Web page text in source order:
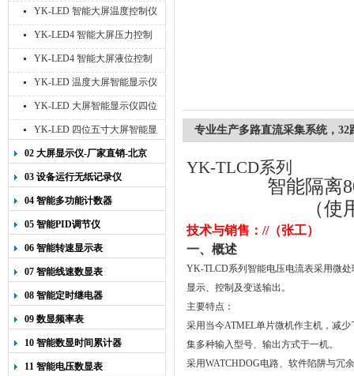
示仪
YK-LED 智能大屏温度控制仪
YK-LED4 智能大屏压力控制
仪
YK-LED4 智能大屏液位控制
仪
YK-LED 温度大屏智能显示仪
四位十寸
YK-LED 大屏智能显示仪四位
八寸
YK-LED 四位五寸大屏智能显
示仪
02 大屏显示仪-厂家直销-北京
宇科泰吉
03 设备运行无纸记录仪
04 智能多功能计数器
05 智能PID调节仪
06 智能转速显示表
07 智能线速数显表
08 智能定时继电器
09 数显频率表
10 智能数显时间累计器
11 智能电压数显表
专业生产多路直流采集系统，32
YK-TLCD系列
智能隔离
（使
技术与销售：//（张工）
一、概述
YK-TLCD系列智能电压电流表采用微处
显示、控制及变送输出。
主要特点：
采用当今ATMEL单片微机作主机，减
集多种输入型号、输出方式于一机。
采用WATCHDOG电路、软件陷阱与冗